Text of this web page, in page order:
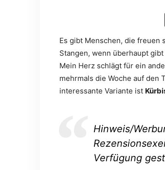
Es gibt Menschen, die freuen
Stangen, wenn überhaupt
Mein Herz schlägt für ein
mehrmals die Woche auf den
interessante Variante ist
Hinweis/
Verfügung